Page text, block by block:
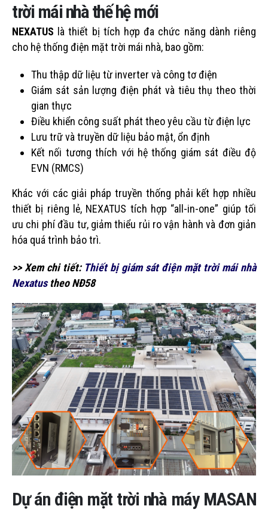
trời mái nhà thế hệ mới
NEXATUS là thiết bị tích hợp đa chức năng dành riêng
cho hệ thống điện mặt trời mái nhà, bao gồm:
Thu thập dữ liệu từ inverter và công tơ điện
Giám sát sản lượng điện phát và tiêu thụ theo thời
gian thực
Điều khiển công suất phát theo yêu cầu từ điện lực
Lưu trữ và truyền dữ liệu bảo mật, ổn định
Kết nối tương thích với hệ thống giám sát điều độ
EVN (RMCS)
Khác với các giải pháp truyền thống phải kết hợp nhiều
thiết bị riêng lẻ, NEXATUS tích hợp “all-in-one” giúp tối
ưu chi phí đầu tư, giảm thiểu rủi ro vận hành và đơn giản
hóa quá trình bảo trì.
>> Xem chi tiết: Thiết bị giám sát điện mặt trời mái nhà
Nexatustheo NĐ58
Dự án điện mặt trời nhà máy MASAN